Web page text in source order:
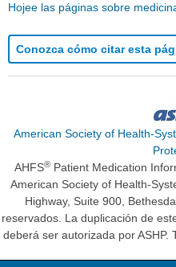
Hojee las páginas sobre
Conozca cómo citar esta
American Society of Health-
AHFS® Patient Medication
American Society of Health-
Highway, Suite 900,
reservados. La duplicación de
deberá ser autorizada por ASHP.